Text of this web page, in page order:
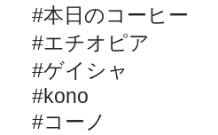
#本日のコーヒー
#エチオピア
#ゲイシャ
#kono
#コーノ